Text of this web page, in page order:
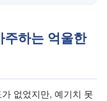
주하는 억울한
없었지만, 예기치 못